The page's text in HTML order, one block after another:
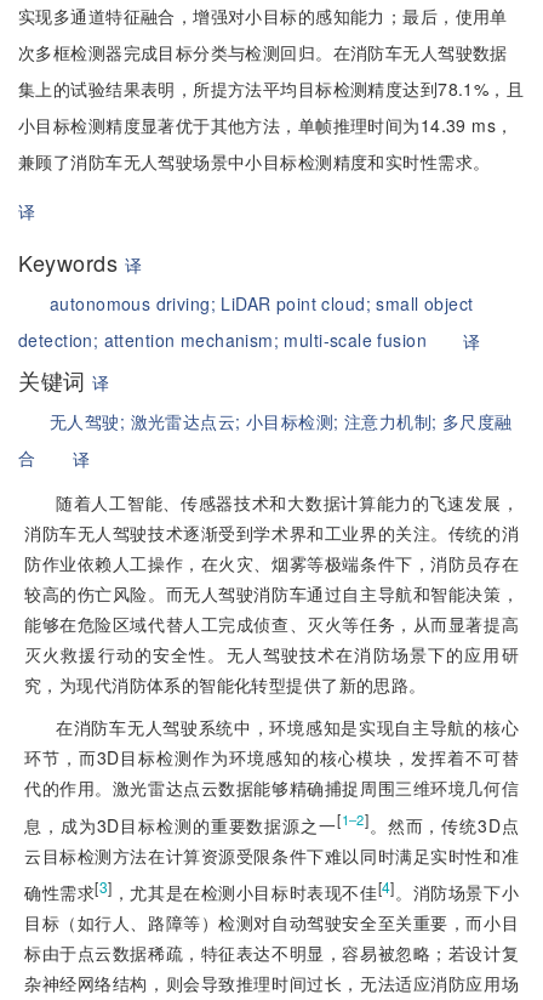
实现多通道特征融合，增强对小目标的感知能力；最后，使用单
次多框检测器完成目标分类与检测回归。在消防车无人驾驶数据
集上的试验结果表明，所提方法平均目标检测精度达到78.1%，且
小目标检测精度显著优于其他方法，单帧推理时间为14.39 ms，
兼顾了消防车无人驾驶场景中小目标检测精度和实时性需求。
译
Keywords 译
autonomous driving; LiDAR point cloud;small object
detection; attention mechanism; multi-scale fusion 译
关键词译
无人驾驶; 激光雷达点云; 小目标检测; 注意力机制; 多尺度融
合
译
随着人工智能、传感器技术和大数据计算能力的飞速发展，
消防车无人驾驶技术逐渐受到学术界和工业界的关注。传统的消
防作业依赖人工操作，在火灾、烟雾等极端条件下，消防员存在
较高的伤亡风险。而无人驾驶消防车通过自主导航和智能决策，
能够在危险区域代替人工完成侦查、灭火等任务，从而显著提高
灭火救援行动的安全性。无人驾驶技术在消防场景下的应用研
究，为现代消防体系的智能化转型提供了新的思路。
在消防车无人驾驶系统中，环境感知是实现自主导航的核心
环节，而3D目标检测作为环境感知的核心模块，发挥着不可替
代的作用。激光雷达点云数据能够精确捕捉周围三维环境几何信
息，成为3D目标检测的重要数据源之一[1‒2]。然而，传统3D点
云目标检测方法在计算资源受限条件下难以同时满足实时性和准
确性需求[3] ，尤其是在检测小目标时表现不佳[4]。消防场景下小
目标（如行人、路障等）检测对自动驾驶安全至关重要，而小目
标由于点云数据稀疏，特征表达不明显，容易被忽略；若设计复
杂神经网络结构，则会导致推理时间过长，无法适应消防应用场